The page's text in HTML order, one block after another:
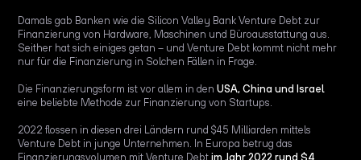
Damals gab Banken wie die Silicon Valley Bank Venture Debt zur
Finanzierung von Hardware, Maschinen und Büroausstattung aus.
Seither hat sich einiges getan – und Venture Debt kommt nicht mehr
nur für die Finanzierung in Solchen Fällen in Frage.
Die Finanzierungsform ist vor allem in denUSA, China und Israel
eine beliebte Methode zur Finanzierung von Startups.
2022 flossen in diesen drei Ländern rund $45 Milliarden mittels
Venture Debt in junge Unternehmen. In Europa betrug das
Finanzierungsvolumen mit Venture Debtim Jahr 2022 rund $4